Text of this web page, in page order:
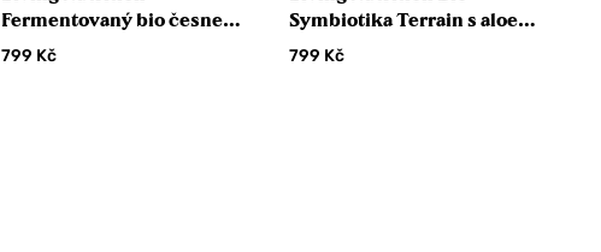
Fermentovaný bio česnek
sezónní podpora
799 Kč
Symbiotika Terrain s aloe
vera a kůrou z jilmu
799 Kč